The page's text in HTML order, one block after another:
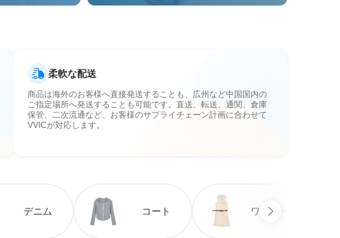
。
にも対応予定です。仕入れをお客様のビジネ
柔軟な配送
商品は海外のお客様へ直接発送することも、広州など中国国内の
ご指定場所へ発送することも可能です。直送、転送、通関、倉庫
保管、二次流通など、お客様のサプライチェーン計画に合わせて
VVICが対応します。
デニム コート ワンピース